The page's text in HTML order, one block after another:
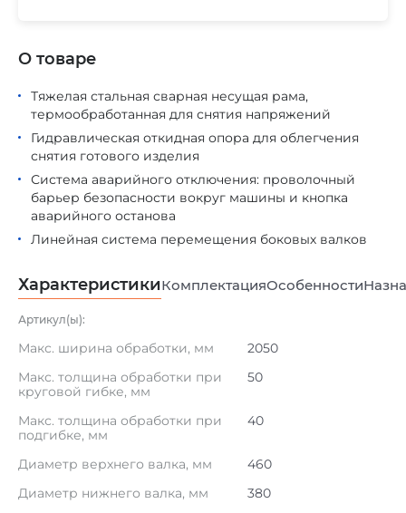
Тяжелая стальная сварная несущая рама,
термообработанная для снятия напряжений
Гидравлическая откидная опора для облегчения
снятия готового изделия
Система аварийного отключения: проволочный
барьер безопасности вокруг машины и кнопка
аварийного останова
Линейная система перемещения боковых валков
О товаре
ХарактеристикиКомплектацияОсобенности
Артикул(ы):
Макс. ширина обработки, мм
2050
Макс. толщина обработки при
круговой гибке, мм
50
Макс. толщина обработки при
подгибке, мм
40
Диаметр верхнего валка, мм
460
Диаметр нижнего валка, мм
380